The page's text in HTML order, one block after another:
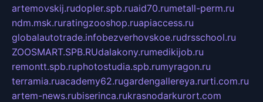
artemovskij.rudopler.spb.ruaid70.rumetall-perm.ru
ndm.msk.ruratingzooshop.ruapiaccess.ru
globalautotrade.infobezverhovskoe.rudrsschool.ru
ZOOSMART.SPB.RUdalakony.rumedikijob.ru
remontt.spb.ruphotostudia.spb.rumyragon.ru
terramia.ruacademy62.rugardengallereya.rurti.com.ru
artem-news.rubiserinca.rukrasnodarkurort.com